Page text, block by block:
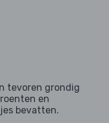
tevoren grondig
en
bevatten.